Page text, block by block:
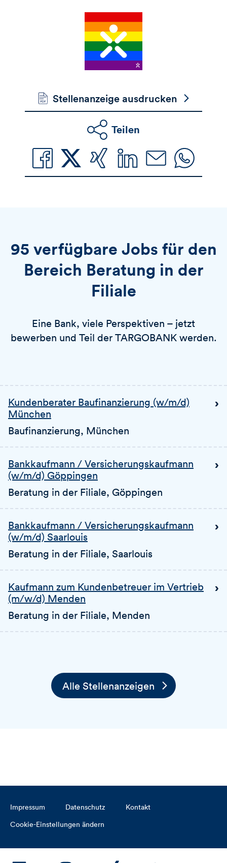
Stellenanzeige ausdrucken
Teilen
95 verfügbare Jobs für den
Bereich Beratung in der
Filiale
Eine Bank, viele Perspektiven – jetzt
bewerben und Teil der TARGOBANK werden.
Kundenberater Baufinanzierung (w/m/d)
München
Baufinanzierung, München
Bankkaufmann / Versicherungskaufmann
(w/m/d) Göppingen
Beratung in der Filiale, Göppingen
Bankkaufmann / Versicherungskaufmann
(w/m/d) Saarlouis
Beratung in der Filiale, Saarlouis
Kaufmann zum Kundenbetreuer im Vertrieb
(m/w/d) Menden
Beratung in der Filiale, Menden
Alle Stellenanzeigen
Impressum Datenschutz
Kontakt
Cookie-Einstellungen ändern